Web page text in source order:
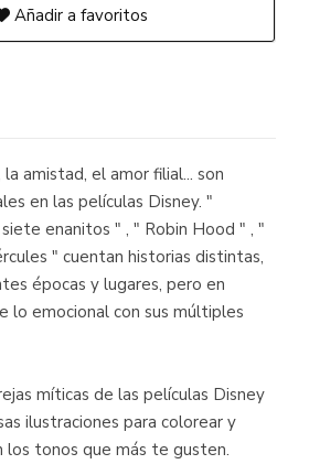
Añadir a favoritos
amistad, el amor filial... son
en las películas Disney. "
enanitos " , " Robin Hood " , "
" cuentan historias distintas,
épocas y lugares, pero en
lo emocional con sus múltiples
míticas de las películas Disney
ilustraciones para colorear y
tonos que más te gusten.